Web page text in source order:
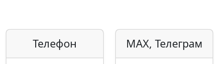
Телефон MAX, Телеграм